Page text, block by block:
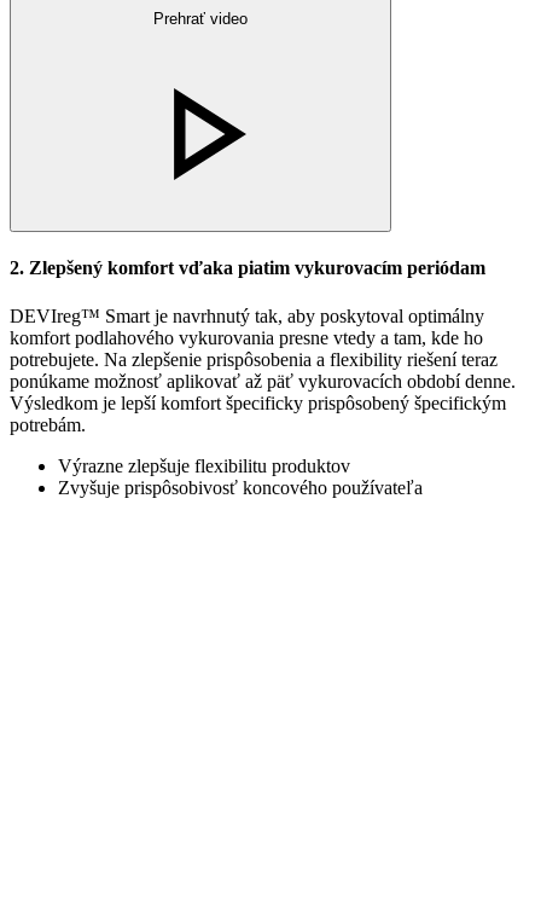
Prehrať video
2. Zlepšený komfort vďaka piatim vykurovacím periódam
DEVIreg™ Smart je navrhnutý tak, aby poskytoval optimálny
komfort podlahového vykurovania presne vtedy a tam, kde ho
potrebujete. Na zlepšenie prispôsobenia a flexibility riešení teraz
ponúkame možnosť aplikovať až päť vykurovacích období denne.
Výsledkom je lepší komfort špecificky prispôsobený špecifickým
potrebám.
Výrazne zlepšuje flexibilitu produktov
Zvyšuje prispôsobivosť koncového používateľa